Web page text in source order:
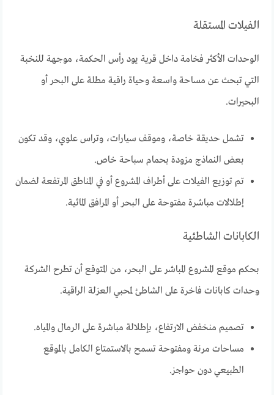
الفيلات المستقلة
الوحدات الأكثر فخامة داخل قرية يود رأس الحكمة، موجهة للنخبة
التي تبحث عن مساحة واسعة وحياة راقية مطلة على البحر أو
البحيرات.
تشمل حديقة خاصة، وموقف سيارات، وتراس علوي، وقد تكون
بعض النماذج مزودة بحمام سباحة خاص.
تم توزيع الفيلات على أطراف المشروع أو في المناطق المرتفعة لضمان
إطلالات مباشرة مفتوحة على البحر أو المرافق المائية.
الكابانات الشاطئية
بحكم موقع المشروع المباشر على البحر، من المتوقع أن تطرح الشركة
وحدات كابانات فاخرة على الشاطئ لمحبي العزلة الراقية.
تصميم منخفض الارتفاع، بإطلالة مباشرة على الرمال والمياه.
مساحات مرنة ومفتوحة تسمح بالاستمتاع الكامل بالموقع
الطبيعي دون حواجز.